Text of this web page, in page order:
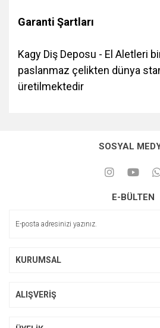
Garanti Şartları
Kagy Diş Deposu - El Aletleri
paslanmaz çelikten dünya
üretilmektedir
SOSYAL
E-BÜLTEN
KURUMSAL
ALIŞVERİŞ